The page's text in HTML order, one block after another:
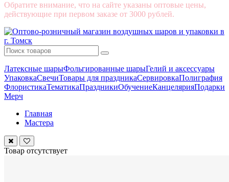
Обратите внимание, что на сайте указаны оптовые цены,
действующие при первом заказе от 3000 рублей.
Латексные шарыФольгированные шарыГелий и аксессуары
УпаковкаСвечиТовары для праздникаСервировкаПолиграфия
ФлористикаТематикаПраздникиОбучениеКанцелярияПодарки
Мерч
Главная
Мастера
Товар отсутствует